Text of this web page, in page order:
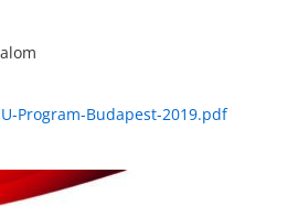
Program-Budapest-2019.pdf